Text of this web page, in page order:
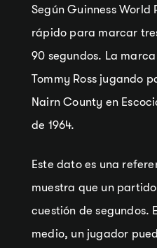
Según Guinness World
rápido para marcar
90 segundos. La
Tommy Ross jugando
Nairn County en
de 1964.
Este dato es una
muestra que un
cuestión de segundos.
medio, un jugador